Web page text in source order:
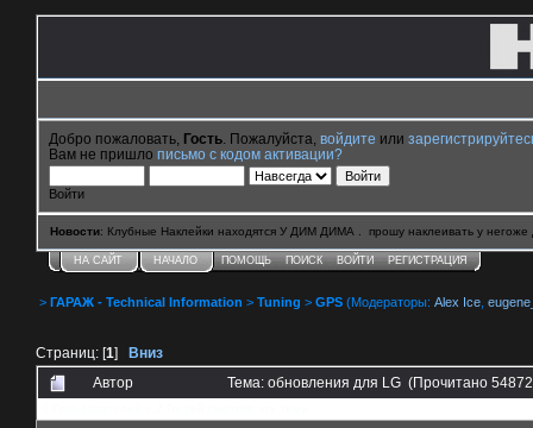
Добро пожаловать, Гость . Пожалуйста, войдите или
Вам не пришло письмо с кодом активации?
Войти
Новости: Клубные Наклейки находятся У ДИМ ДИМА . прошу наклеивать у негоже
НА САЙТ НАЧАЛО ПОМОЩЬ ПОИСК ВОЙТИ РЕГИСТРАЦИЯ
> ГАРАЖ - Technical Information > Tuning > GPS (Модераторы: Alex Ice
Страниц: [1] Вниз
Автор
Тема: обновления для LG (Прочитано